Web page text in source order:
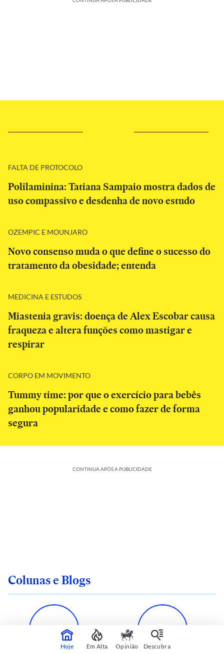
FALTA DE PROTOCOLO
Polilaminina: Tatiana Sampaio mostra dados de
uso compassivo e desdenha de novo estudo
OZEMPIC E MOUNJARO
Novo consenso muda o que define o sucesso do
tratamento da obesidade; entenda
MEDICINA E ESTUDOS
Miastenia gravis: doença de Alex Escobar causa
fraqueza e altera funções como mastigar e
respirar
CORPO EM MOVIMENTO
Tummy time: por que o exercício para bebês
ganhou popularidade e como fazer de forma
segura
CONTINUA APÓS A PUBLICIDADE
Colunas e Blogs
Hoje Em Alta Opinião Descubra